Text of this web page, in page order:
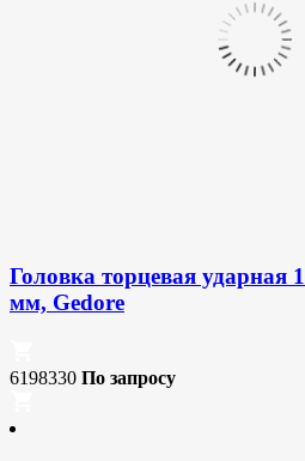
Головка торцевая ударная
мм, Gedore
6198330 По запросу